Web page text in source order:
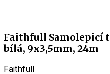
Faithfull Samolepicí
bílá, 9x3,5mm, 24m
Faithfull